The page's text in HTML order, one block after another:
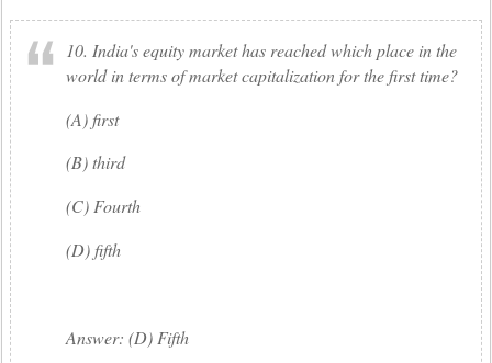
10. India's equity market has reached which place in the
world in terms of market capitalization for the first time?
(A) first
(B) third
(C) Fourth
(D) fifth
Answer: (D) Fifth